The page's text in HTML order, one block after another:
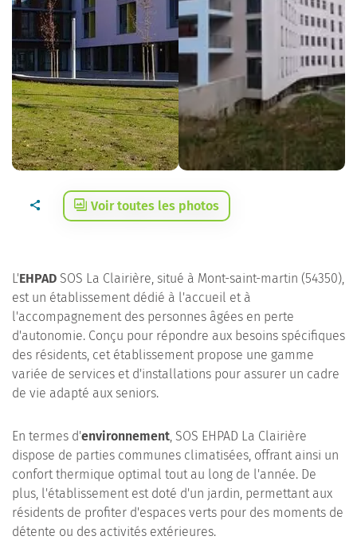
Voir toutes les photos
L'EHPAD SOS La Clairière, situé à Mont-saint-martin (54350),
est un établissement dédié à l'accueil et à
l'accompagnement des personnes âgées en perte
d'autonomie. Conçu pour répondre aux besoins spécifiques
des résidents, cet établissement propose une gamme
variée de services et d'installations pour assurer un cadre
de vie adapté aux seniors.
En termes d'environnement, SOS EHPAD La Clairière
dispose de parties communes climatisées, offrant ainsi un
confort thermique optimal tout au long de l'année. De
plus, l'établissement est doté d'un jardin, permettant aux
résidents de profiter d'espaces verts pour des moments de
détente ou des activités extérieures.